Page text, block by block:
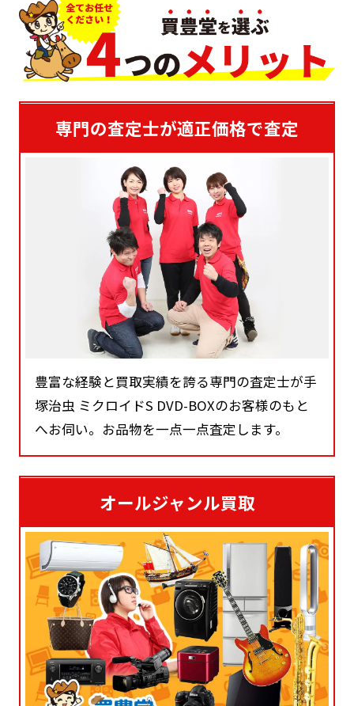
専門の査定士が適正価格で査定
豊富な経験と買取実績を誇る専門の査定士が手
塚治虫 ミクロイドS DVD-BOXのお客様のもと
へお伺い。お品物を一点一点査定します。
オールジャンル買取